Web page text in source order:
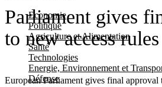
Economie
Politique
Agriculture et Alimentation
Santé
Technologies
Energie, Environnement et
Défense
Parliament gives
to new access rules
European Parliament gives final approval